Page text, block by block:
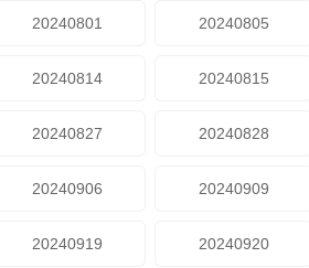
20240801 20240805
20240814 20240815
20240827 20240828
20240906 20240909
20240919 20240920